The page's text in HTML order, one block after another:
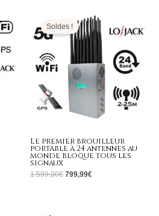
Soldes !
Le premier brouilleur
portable à 24 antennes au
monde bloque tous les
signaux
1.599,00€
initial
était :
1.599,00€.
799,99€
prix
actuel
est :
799,99€.